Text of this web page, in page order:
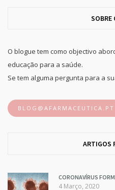
SOBRE
O blogue tem como objectivo
educação para a saúde.
Se tem alguma pergunta para a
BLOG@AFARMACEUTICA.PT
ARTIGOS
CORONAVÍRUS
4 Março, 2020